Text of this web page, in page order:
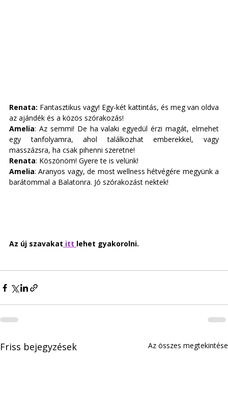
Renata: Fantasztikus vagy! Egy-két kattintás, és meg van oldva
az ajándék és a közös szórakozás!
Amelia: Az semmi! De ha valaki egyedül érzi magát, elmehet
egy tanfolyamra, ahol találkozhat emberekkel, vagy
masszázsra, ha csak pihenni szeretne!
Renata: Köszönöm! Gyere te is velünk!
Amelia: Aranyos vagy, de most wellness hétvégére megyünk a
barátommal a Balatonra. Jó szórakozást nektek!
Az új szavakat itt lehet gyakorolni.
Friss bejegyzések Az összes megtekintése